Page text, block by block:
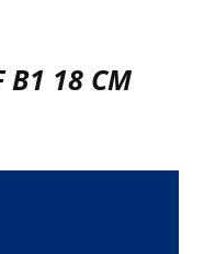
B1 18 CM